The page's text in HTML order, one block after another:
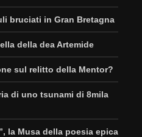
bruciati in Gran Bretagna
della dea Artemide
sul relitto della Mentor?
di uno tsunami di 8mila
la Musa della poesia epica